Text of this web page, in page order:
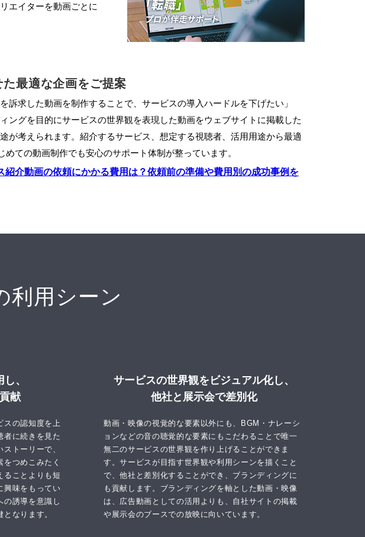
エイターを動画ごとに
最適な企画をご提案
訴求した動画を制作することで、サービスの導入ハードルを下げたい」
ングを目的にサービスの世界観を表現した動画をウェブサイトに掲載した
が考えられます。紹介するサービス、想定する視聴者、活用用途から最適
ての動画制作でも安心のサポート体制が整っています。
紹介動画の依頼にかかる費用は？依頼前の準備や費用別の成功事例を
利用シーン
、
献
スの認知度を上
者に続きを見た
トーリーで、
つめこみたく
ることよりも短
興味をもってい
の誘導を意識し
なります。
サービスの世界観をビジュアル化し、
他社と展示会で差別化
動画・映像の視覚的な要素以外にも、BGM・ナレーシ
ョンなどの音の聴覚的な要素にもこだわることで唯一
無二のサービスの世界観を作り上げることができま
す。サービスが目指す世界観や利用シーンを描くこと
で、他社と差別化することができ、ブランディングに
も貢献します。ブランディングを軸とした動画・映像
は、広告動画としての活用よりも、自社サイトの掲載
や展示会のブースでの放映に向いています。